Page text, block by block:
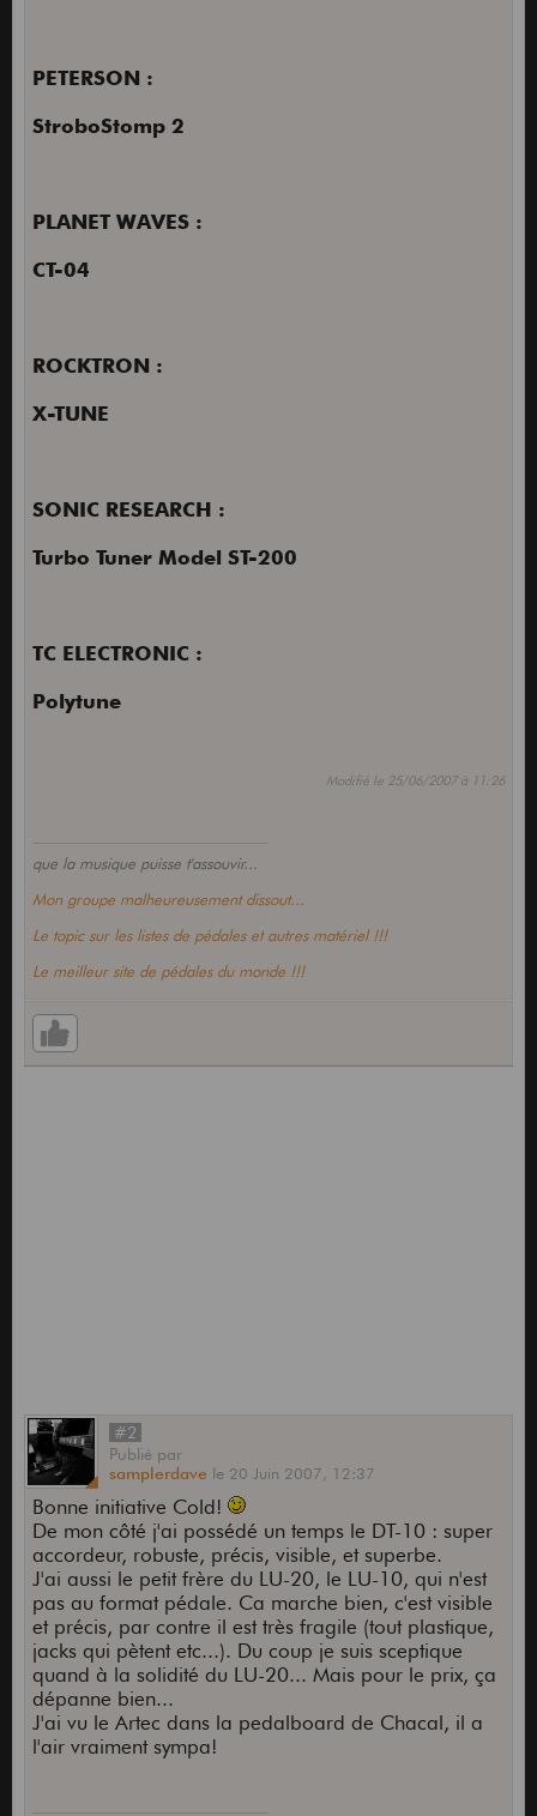
PETERSON :
StroboStomp 2
PLANET WAVES :
CT-04
ROCKTRON :
X-TUNE
SONIC RESEARCH :
Turbo Tuner Model ST-200
TC ELECTRONIC :
Polytune
Modifié le 25/06/2007 à 11:26
que la musique puisse t'assouvir...
Mon groupe malheureusement dissout...
Le topic sur les listes de pédales et autres matériel !!!
Le meilleur site de pédales du monde !!!
#2
Publié par
samplerdave le 20 Juin 2007, 12:37
Bonne initiative Cold!
De mon côté j'ai possédé un temps le DT-10 : super
accordeur, robuste, précis, visible, et superbe.
J'ai aussi le petit frère du LU-20, le LU-10, qui n'est
pas au format pédale. Ca marche bien, c'est visible
et précis, par contre il est très fragile (tout plastique,
jacks qui pètent etc...). Du coup je suis sceptique
quand à la solidité du LU-20... Mais pour le prix, ça
dépanne bien...
J'ai vu le Artec dans la pedalboard de Chacal, il a
l'air vraiment sympa!